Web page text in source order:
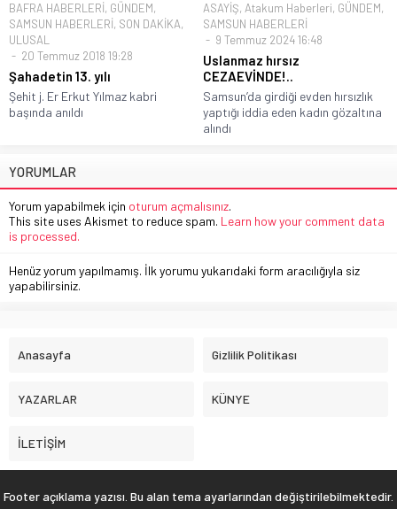
BAFRA HABERLERİ, GÜNDEM,
SAMSUN HABERLERİ, SON DAKİKA,
ULUSAL
20 Temmuz 2018 19:28
Şahadetin 13. yılı
Şehit j. Er Erkut Yılmaz kabri
başında anıldı
ASAYİŞ, Atakum Haberleri, GÜNDEM,
SAMSUN HABERLERİ
9 Temmuz 2024 16:48
Uslanmaz hırsız
CEZAEVİNDE!..
Samsun’da girdiği evden hırsızlık
yaptığı iddia eden kadın gözaltına
alındı
YORUMLAR
Yorum yapabilmek için oturum açmalısınız.
This site uses Akismet to reduce spam. Learn how your comment data
is processed.
Henüz yorum yapılmamış. İlk yorumu yukarıdaki form aracılığıyla siz
yapabilirsiniz.
Anasayfa Gizlilik Politikası
YAZARLAR KÜNYE
İLETİŞİM
Footer açıklama yazısı. Bu alan tema ayarlarından değiştirilebilmektedir.